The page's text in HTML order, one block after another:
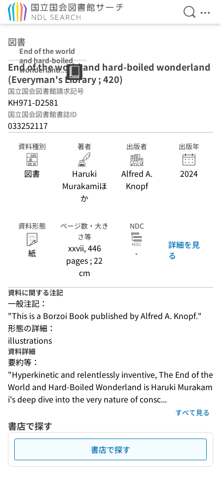
検索を
メ
図書
End of the world
and hard-boiled
wonderland
(Everyman's
Library ; 420)
End of the world and hard-boiled wonderland
(Everyman's Library ; 420)
国立国会図書館請求記号
KH971-D2581
国立国会図書館書誌ID
033252117
資料種別
図書
著者
Haruki
Murakamiほ
か
出版者
Alfred A.
Knopf
出版年
2024
資料形態
紙
ページ数・大き
さ等
xxvii, 446
pages ; 22
cm
NDC
-
詳細を見
る
資料に関する注記
一般注記：
"This is a Borzoi Book published by Alfred A. Knopf."
形態の詳細：
illustrations
資料詳細
要約等：
"Hyperkinetic and relentlessly inventive, The End of the
World and Hard-Boiled Wonderland is Haruki Murakam
i's deep dive into the very nature of consc...
すべて見る
書店で探す
書店で探す